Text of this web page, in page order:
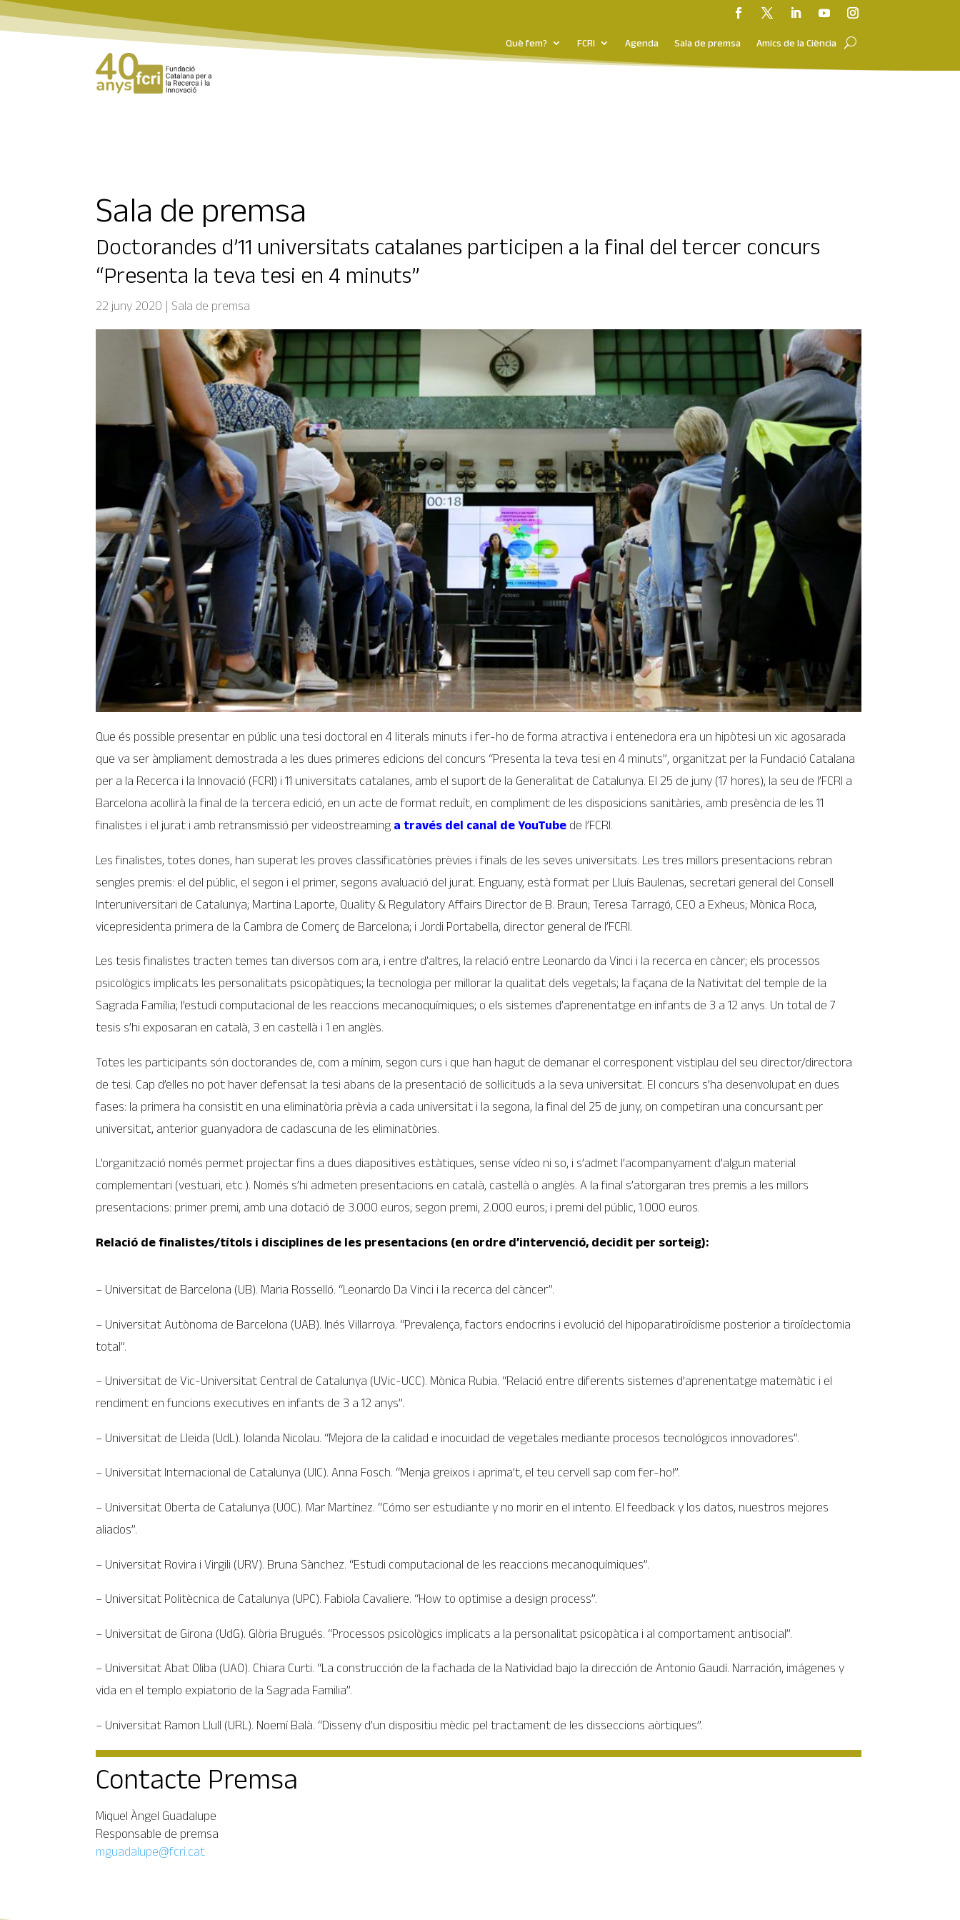
Què fem? FCRI Agenda Sala de premsa Amics de la Ciència
Sala de premsa
Doctorandes d’11 universitats catalanes participen a la final del tercer concurs
“Presenta la teva tesi en 4 minuts”
22 juny 2020 | Sala de premsa
Que és possible presentar en públic una tesi doctoral en 4 literals minuts i fer-ho de forma atractiva i entenedora era un hipòtesi un xic agosarada
que va ser àmpliament demostrada a les dues primeres edicions del concurs “Presenta la teva tesi en 4 minuts”, organitzat per la Fundació Catalana
per a la Recerca i la Innovació (FCRI) i 11 universitats catalanes, amb el suport de la Generalitat de Catalunya. El 25 de juny (17 hores), la seu de l’FCRI a
Barcelona acollirà la final de la tercera edició, en un acte de format reduït, en compliment de les disposicions sanitàries, amb presència de les 11
finalistes i el jurat i amb retransmissió per videostreaming a través del canal de YouTube de l’FCRI.
Les finalistes, totes dones, han superat les proves classificatòries prèvies i finals de les seves universitats. Les tres millors presentacions rebran
sengles premis: el del públic, el segon i el primer, segons avaluació del jurat. Enguany, està format per Lluís Baulenas, secretari general del Consell
Interuniversitari de Catalunya; Martina Laporte, Quality & Regulatory Affairs Director de B. Braun; Teresa Tarragó, CEO a Exheus; Mònica Roca,
vicepresidenta primera de la Cambra de Comerç de Barcelona; i Jordi Portabella, director general de l’FCRI.
Les tesis finalistes tracten temes tan diversos com ara, i entre d’altres, la relació entre Leonardo da Vinci i la recerca en càncer; els processos
psicològics implicats les personalitats psicopàtiques; la tecnologia per millorar la qualitat dels vegetals; la façana de la Nativitat del temple de la
Sagrada Família; l’estudi computacional de les reaccions mecanoquímiques; o els sistemes d’aprenentatge en infants de 3 a 12 anys. Un total de 7
tesis s’hi exposaran en català, 3 en castellà i 1 en anglès.
Totes les participants són doctorandes de, com a mínim, segon curs i que han hagut de demanar el corresponent vistiplau del seu director/directora
de tesi. Cap d’elles no pot haver defensat la tesi abans de la presentació de sol·licituds a la seva universitat. El concurs s’ha desenvolupat en dues
fases: la primera ha consistit en una eliminatòria prèvia a cada universitat i la segona, la final del 25 de juny, on competiran una concursant per
universitat, anterior guanyadora de cadascuna de les eliminatòries.
L’organització només permet projectar fins a dues diapositives estàtiques, sense vídeo ni so, i s’admet l’acompanyament d’algun material
complementari (vestuari, etc.). Només s’hi admeten presentacions en català, castellà o anglès. A la final s’atorgaran tres premis a les millors
presentacions: primer premi, amb una dotació de 3.000 euros; segon premi, 2.000 euros; i premi del públic, 1.000 euros.
Relació de finalistes/títols i disciplines de les presentacions (en ordre d’intervenció, decidit per sorteig):
– Universitat de Barcelona (UB). Maria Rosselló. “Leonardo Da Vinci i la recerca del càncer”.
– Universitat Autònoma de Barcelona (UAB). Inés Villarroya. “Prevalença, factors endocrins i evolució del hipoparatiroïdisme posterior a tiroïdectomia
total”.
– Universitat de Vic-Universitat Central de Catalunya (UVic-UCC). Mònica Rubia. “Relació entre diferents sistemes d’aprenentatge matemàtic i el
rendiment en funcions executives en infants de 3 a 12 anys”.
– Universitat de Lleida (UdL). Iolanda Nicolau. “Mejora de la calidad e inocuidad de vegetales mediante procesos tecnológicos innovadores”.
– Universitat Internacional de Catalunya (UIC). Anna Fosch. “Menja greixos i aprima’t, el teu cervell sap com fer-ho!”.
– Universitat Oberta de Catalunya (UOC). Mar Martínez. “Cómo ser estudiante y no morir en el intento. El feedback y los datos, nuestros mejores
aliados”.
– Universitat Rovira i Virgili (URV). Bruna Sànchez. “Estudi computacional de les reaccions mecanoquímiques”.
– Universitat Politècnica de Catalunya (UPC). Fabiola Cavaliere. “How to optimise a design process”.
– Universitat de Girona (UdG). Glòria Brugués. “Processos psicològics implicats a la personalitat psicopàtica i al comportament antisocial”.
– Universitat Abat Oliba (UAO). Chiara Curti. “La construcción de la fachada de la Natividad bajo la dirección de Antonio Gaudí. Narración, imágenes y
vida en el templo expiatorio de la Sagrada Familia”.
– Universitat Ramon Llull (URL). Noemí Balà. “Disseny d’un dispositiu mèdic pel tractament de les disseccions aòrtiques”.
Contacte Premsa
Miquel Àngel Guadalupe
Responsable de premsa
mguadalupe@fcri.cat